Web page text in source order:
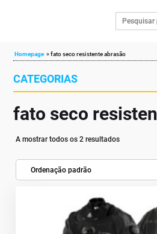
Homepage »fato seco resistente abrasão
CATEGORIAS
fato seco
A mostrar todos os 2 resultados